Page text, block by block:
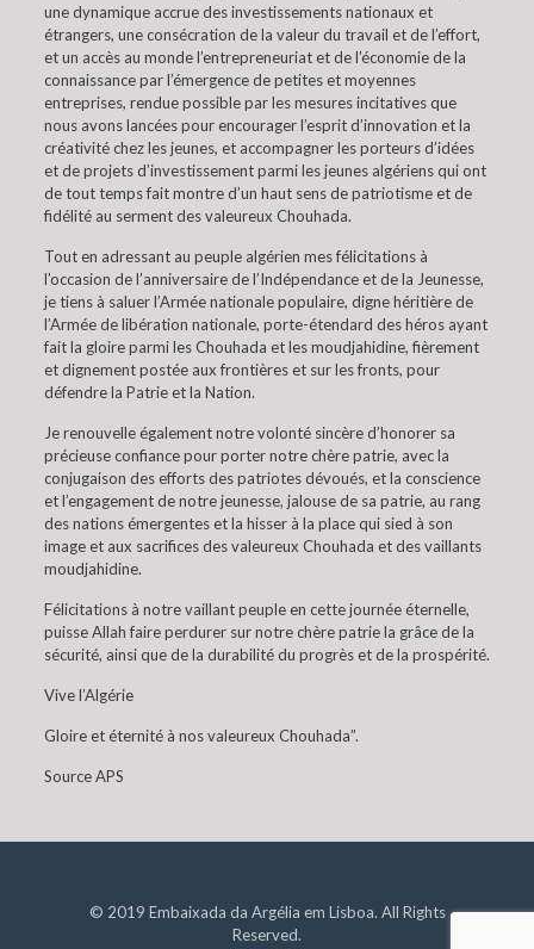
une dynamique accrue des investissements nationaux et
étrangers, une consécration de la valeur du travail et de l’effort,
et un accès au monde l’entrepreneuriat et de l’économie de la
connaissance par l’émergence de petites et moyennes
entreprises, rendue possible par les mesures incitatives que
nous avons lancées pour encourager l’esprit d’innovation et la
créativité chez les jeunes, et accompagner les porteurs d’idées
et de projets d’investissement parmi les jeunes algériens qui ont
de tout temps fait montre d’un haut sens de patriotisme et de
fidélité au serment des valeureux Chouhada.
Tout en adressant au peuple algérien mes félicitations à
l’occasion de l’anniversaire de l’Indépendance et de la Jeunesse,
je tiens à saluer l’Armée nationale populaire, digne héritière de
l’Armée de libération nationale, porte-étendard des héros ayant
fait la gloire parmi les Chouhada et les moudjahidine, fièrement
et dignement postée aux frontières et sur les fronts, pour
défendre la Patrie et la Nation.
Je renouvelle également notre volonté sincère d’honorer sa
précieuse confiance pour porter notre chère patrie, avec la
conjugaison des efforts des patriotes dévoués, et la conscience
et l’engagement de notre jeunesse, jalouse de sa patrie, au rang
des nations émergentes et la hisser à la place qui sied à son
image et aux sacrifices des valeureux Chouhada et des vaillants
moudjahidine.
Félicitations à notre vaillant peuple en cette journée éternelle,
puisse Allah faire perdurer sur notre chère patrie la grâce de la
sécurité, ainsi que de la durabilité du progrès et de la prospérité.
Vive l’Algérie
Gloire et éternité à nos valeureux Chouhada”.
Source APS
© 2019 Embaixada da Argélia em Lisboa. All Rights
Reserved.